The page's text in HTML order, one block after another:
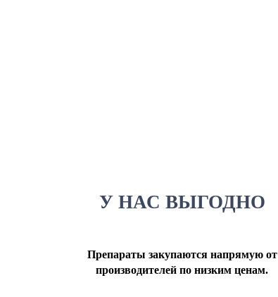
У НАС ВЫГОДНО
Препараты закупаются напрямую от
производителей по низким ценам.